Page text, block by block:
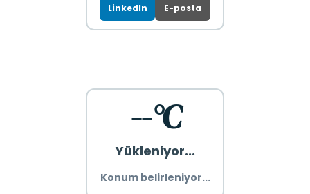
LinkedIn E-posta
--°C
Yükleniyor...
Konum belirleniyor...